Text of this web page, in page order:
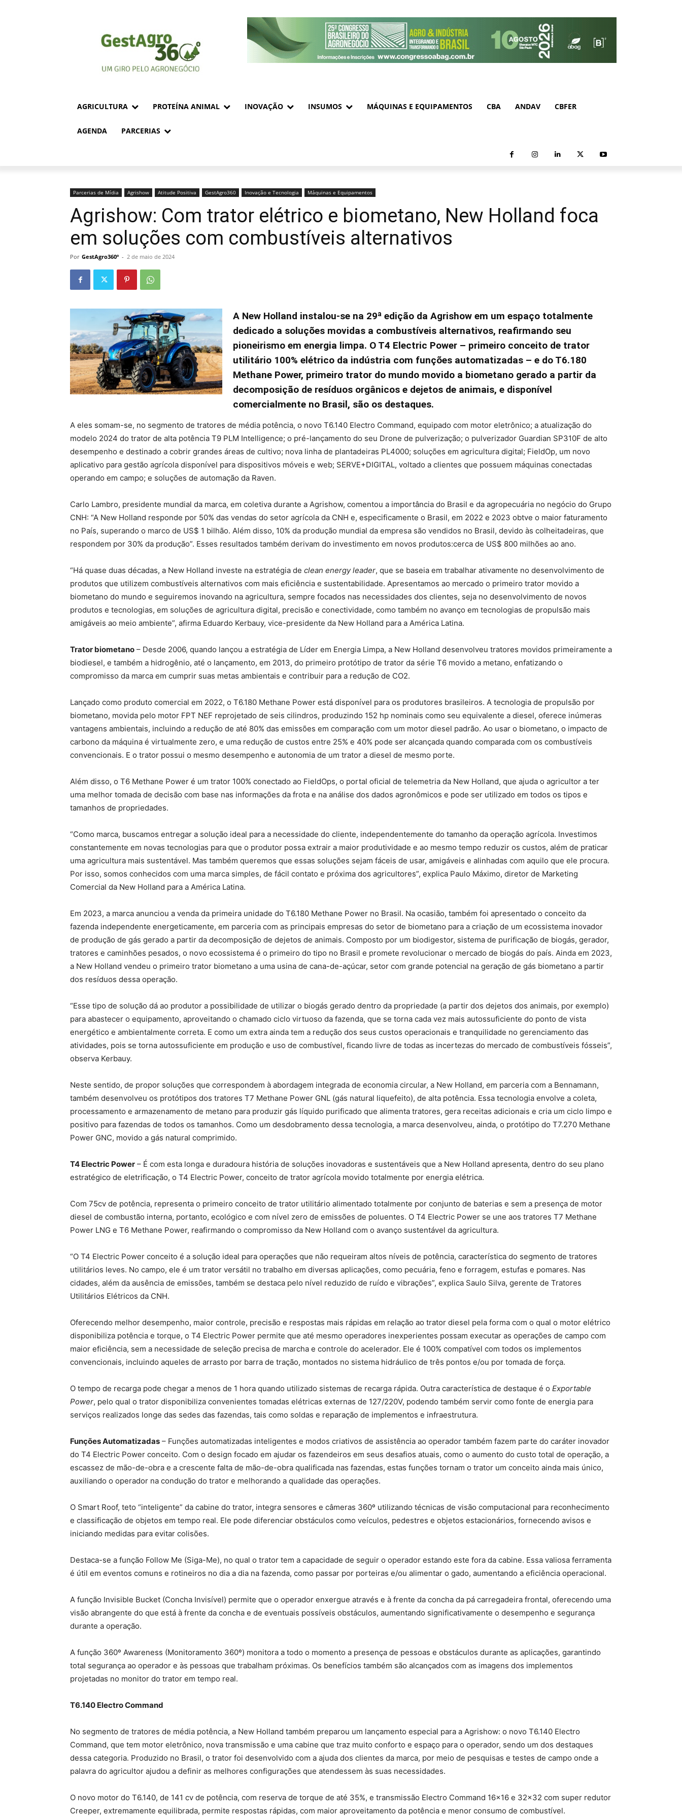
AGRICULTURA PROTEÍNA ANIMAL INOVAÇÃO INSUMOS MÁQUINAS E EQUIPAMENTOS CBA ANDAV CBFER
AGENDA PARCERIAS
Parcerias de Mídia Agrishow Atitude Positiva GestAgro360 Inovação e Tecnologia Máquinas e Equipamentos
Agrishow: Com trator elétrico e biometano, New Holland foca
em soluções com combustíveis alternativos
Por GestAgro360º - 2 de maio de 2024
A New Holland instalou-se na 29ª edição da Agrishow em um espaço totalmente
dedicado a soluções movidas a combustíveis alternativos, reafirmando seu
pioneirismo em energia limpa. O T4 Electric Power – primeiro conceito de trator
utilitário 100% elétrico da indústria com funções automatizadas – e do T6.180
Methane Power, primeiro trator do mundo movido a biometano gerado a partir da
decomposição de resíduos orgânicos e dejetos de animais, e disponível
comercialmente no Brasil, são os destaques.
A eles somam-se, no segmento de tratores de média potência, o novo T6.140 Electro Command, equipado com motor eletrônico; a atualização do
modelo 2024 do trator de alta potência T9 PLM Intelligence; o pré-lançamento do seu Drone de pulverização; o pulverizador Guardian SP310F de alto
desempenho e destinado a cobrir grandes áreas de cultivo; nova linha de plantadeiras PL4000; soluções em agricultura digital; FieldOp, um novo
aplicativo para gestão agrícola disponível para dispositivos móveis e web; SERVE+DIGITAL, voltado a clientes que possuem máquinas conectadas
operando em campo; e soluções de automação da Raven.
Carlo Lambro, presidente mundial da marca, em coletiva durante a Agrishow, comentou a importância do Brasil e da agropecuária no negócio do Grupo
CNH: “A New Holland responde por 50% das vendas do setor agrícola da CNH e, especificamente o Brasil, em 2022 e 2023 obtve o maior faturamento
no País, superando o marco de US$ 1 bilhão. Além disso, 10% da produção mundial da empresa são vendidos no Brasil, devido às colheitadeiras, que
respondem por 30% da produção”. Esses resultados também derivam do investimento em novos produtos:cerca de US$ 800 milhões ao ano.
“Há quase duas décadas, a New Holland investe na estratégia de clean energy leader, que se baseia em trabalhar ativamente no desenvolvimento de
produtos que utilizem combustíveis alternativos com mais eficiência e sustentabilidade. Apresentamos ao mercado o primeiro trator movido a
biometano do mundo e seguiremos inovando na agricultura, sempre focados nas necessidades dos clientes, seja no desenvolvimento de novos
produtos e tecnologias, em soluções de agricultura digital, precisão e conectividade, como também no avanço em tecnologias de propulsão mais
amigáveis ao meio ambiente”, afirma Eduardo Kerbauy, vice-presidente da New Holland para a América Latina.
Trator biometano – Desde 2006, quando lançou a estratégia de Líder em Energia Limpa, a New Holland desenvolveu tratores movidos primeiramente a
biodiesel, e também a hidrogênio, até o lançamento, em 2013, do primeiro protótipo de trator da série T6 movido a metano, enfatizando o
compromisso da marca em cumprir suas metas ambientais e contribuir para a redução de CO2.
Lançado como produto comercial em 2022, o T6.180 Methane Power está disponível para os produtores brasileiros. A tecnologia de propulsão por
biometano, movida pelo motor FPT NEF reprojetado de seis cilindros, produzindo 152 hp nominais como seu equivalente a diesel, oferece inúmeras
vantagens ambientais, incluindo a redução de até 80% das emissões em comparação com um motor diesel padrão. Ao usar o biometano, o impacto de
carbono da máquina é virtualmente zero, e uma redução de custos entre 25% e 40% pode ser alcançada quando comparada com os combustíveis
convencionais. E o trator possui o mesmo desempenho e autonomia de um trator a diesel de mesmo porte.
Além disso, o T6 Methane Power é um trator 100% conectado ao FieldOps, o portal oficial de telemetria da New Holland, que ajuda o agricultor a ter
uma melhor tomada de decisão com base nas informações da frota e na análise dos dados agronômicos e pode ser utilizado em todos os tipos e
tamanhos de propriedades.
“Como marca, buscamos entregar a solução ideal para a necessidade do cliente, independentemente do tamanho da operação agrícola. Investimos
constantemente em novas tecnologias para que o produtor possa extrair a maior produtividade e ao mesmo tempo reduzir os custos, além de praticar
uma agricultura mais sustentável. Mas também queremos que essas soluções sejam fáceis de usar, amigáveis e alinhadas com aquilo que ele procura.
Por isso, somos conhecidos com uma marca simples, de fácil contato e próxima dos agricultores”, explica Paulo Máximo, diretor de Marketing
Comercial da New Holland para a América Latina.
Em 2023, a marca anunciou a venda da primeira unidade do T6.180 Methane Power no Brasil. Na ocasião, também foi apresentado o conceito da
fazenda independente energeticamente, em parceria com as principais empresas do setor de biometano para a criação de um ecossistema inovador
de produção de gás gerado a partir da decomposição de dejetos de animais. Composto por um biodigestor, sistema de purificação de biogás, gerador,
tratores e caminhões pesados, o novo ecossistema é o primeiro do tipo no Brasil e promete revolucionar o mercado de biogás do país. Ainda em 2023,
a New Holland vendeu o primeiro trator biometano a uma usina de cana-de-açúcar, setor com grande potencial na geração de gás biometano a partir
dos resíduos dessa operação.
“Esse tipo de solução dá ao produtor a possibilidade de utilizar o biogás gerado dentro da propriedade (a partir dos dejetos dos animais, por exemplo)
para abastecer o equipamento, aproveitando o chamado ciclo virtuoso da fazenda, que se torna cada vez mais autossuficiente do ponto de vista
energético e ambientalmente correta. E como um extra ainda tem a redução dos seus custos operacionais e tranquilidade no gerenciamento das
atividades, pois se torna autossuficiente em produção e uso de combustível, ficando livre de todas as incertezas do mercado de combustíveis fósseis”,
observa Kerbauy.
Neste sentido, de propor soluções que correspondem à abordagem integrada de economia circular, a New Holland, em parceria com a Bennamann,
também desenvolveu os protótipos dos tratores T7 Methane Power GNL (gás natural liquefeito), de alta potência. Essa tecnologia envolve a coleta,
processamento e armazenamento de metano para produzir gás líquido purificado que alimenta tratores, gera receitas adicionais e cria um ciclo limpo e
positivo para fazendas de todos os tamanhos. Como um desdobramento dessa tecnologia, a marca desenvolveu, ainda, o protótipo do T7.270 Methane
Power GNC, movido a gás natural comprimido.
T4 Electric Power – É com esta longa e duradoura história de soluções inovadoras e sustentáveis que a New Holland apresenta, dentro do seu plano
estratégico de eletrificação, o T4 Electric Power, conceito de trator agrícola movido totalmente por energia elétrica.
Com 75cv de potência, representa o primeiro conceito de trator utilitário alimentado totalmente por conjunto de baterias e sem a presença de motor
diesel de combustão interna, portanto, ecológico e com nível zero de emissões de poluentes. O T4 Electric Power se une aos tratores T7 Methane
Power LNG e T6 Methane Power, reafirmando o compromisso da New Holland com o avanço sustentável da agricultura.
“O T4 Electric Power conceito é a solução ideal para operações que não requeiram altos níveis de potência, característica do segmento de tratores
utilitários leves. No campo, ele é um trator versátil no trabalho em diversas aplicações, como pecuária, feno e forragem, estufas e pomares. Nas
cidades, além da ausência de emissões, também se destaca pelo nível reduzido de ruído e vibrações”, explica Saulo Silva, gerente de Tratores
Utilitários Elétricos da CNH.
Oferecendo melhor desempenho, maior controle, precisão e respostas mais rápidas em relação ao trator diesel pela forma com o qual o motor elétrico
disponibiliza potência e torque, o T4 Electric Power permite que até mesmo operadores inexperientes possam executar as operações de campo com
maior eficiência, sem a necessidade de seleção precisa de marcha e controle do acelerador. Ele é 100% compatível com todos os implementos
convencionais, incluindo aqueles de arrasto por barra de tração, montados no sistema hidráulico de três pontos e/ou por tomada de força.
O tempo de recarga pode chegar a menos de 1 hora quando utilizado sistemas de recarga rápida. Outra característica de destaque é o Exportable
Power, pelo qual o trator disponibiliza convenientes tomadas elétricas externas de 127/220V, podendo também servir como fonte de energia para
serviços realizados longe das sedes das fazendas, tais como soldas e reparação de implementos e infraestrutura.
Funções Automatizadas – Funções automatizadas inteligentes e modos criativos de assistência ao operador também fazem parte do caráter inovador
do T4 Electric Power conceito. Com o design focado em ajudar os fazendeiros em seus desafios atuais, como o aumento do custo total de operação, a
escassez de mão-de-obra e a crescente falta de mão-de-obra qualificada nas fazendas, estas funções tornam o trator um conceito ainda mais único,
auxiliando o operador na condução do trator e melhorando a qualidade das operações.
O Smart Roof, teto “inteligente” da cabine do trator, integra sensores e câmeras 360º utilizando técnicas de visão computacional para reconhecimento
e classificação de objetos em tempo real. Ele pode diferenciar obstáculos como veículos, pedestres e objetos estacionários, fornecendo avisos e
iniciando medidas para evitar colisões.
Destaca-se a função Follow Me (Siga-Me), no qual o trator tem a capacidade de seguir o operador estando este fora da cabine. Essa valiosa ferramenta
é útil em eventos comuns e rotineiros no dia a dia na fazenda, como passar por porteiras e/ou alimentar o gado, aumentando a eficiência operacional.
A função Invisible Bucket (Concha Invisível) permite que o operador enxergue através e à frente da concha da pá carregadeira frontal, oferecendo uma
visão abrangente do que está à frente da concha e de eventuais possíveis obstáculos, aumentando significativamente o desempenho e segurança
durante a operação.
A função 360º Awareness (Monitoramento 360º) monitora a todo o momento a presença de pessoas e obstáculos durante as aplicações, garantindo
total segurança ao operador e às pessoas que trabalham próximas. Os benefícios também são alcançados com as imagens dos implementos
projetadas no monitor do trator em tempo real.
T6.140 Electro Command
No segmento de tratores de média potência, a New Holland também preparou um lançamento especial para a Agrishow: o novo T6.140 Electro
Command, que tem motor eletrônico, nova transmissão e uma cabine que traz muito conforto e espaço para o operador, sendo um dos destaques
dessa categoria. Produzido no Brasil, o trator foi desenvolvido com a ajuda dos clientes da marca, por meio de pesquisas e testes de campo onde a
palavra do agricultor ajudou a definir as melhores configurações que atendessem às suas necessidades.
O novo motor do T6.140, de 141 cv de potência, com reserva de torque de até 35%, e transmissão Electro Command 16×16 e 32×32 com super redutor
Creeper, extremamente equilibrada, permite respostas rápidas, com maior aproveitamento da potência e menor consumo de combustível.